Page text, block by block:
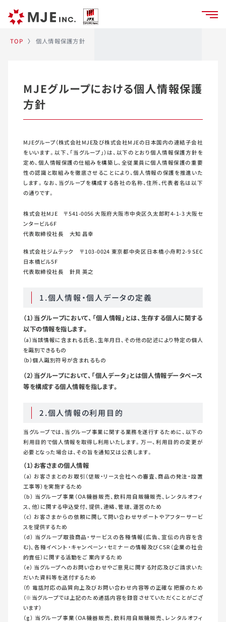
TOP 〉 個人情報保護方針
MJEグループにおける個人情報保護
方針
MJEグループ（株式会社MJE及び株式会社MJEの日本国内の連結子会社
をいいます。以下、「当グループ」）は、以下のとおり個人情報保護方針を
定め、個人情報保護の仕組みを構築し、全従業員に個人情報保護の重要
性の認識と取組みを徹底させることにより、個人情報の保護を推進いた
します。なお、当グループを構成する各社の名称、住所、代表者名は以下
の通りです。
株式会社MJE 〒541-0056 大阪府大阪市中央区久太郎町4-1-3 大阪セ
ンタービル6F
代表取締役社長 大知 昌幸
株式会社ジムテック 〒103-0024 東京都中央区日本橋小舟町2-9 SEC
日本橋ビル5F
代表取締役社長 針貝 英之
1.個人情報・個人データの定義
（1）当グループにおいて、「個人情報」とは、生存する個人に関する
以下の情報を指します。
（a）当該情報に含まれる氏名、生年月日、その他の記述により特定の個人
を識別できるもの
（b）個人識別符号が含まれるもの
（2）当グループにおいて、「個人データ」とは個人情報データベース
等を構成する個人情報を指します。
2.個人情報の利用目的
当グループでは、当グループ事業に関する業務を遂行するために、以下の
利用目的で個人情報を取得し利用いたします。万一、利用目的の変更が
必要となった場合は、その旨を通知又は公表します。
（1）お客さまの個人情報
（a） お客さまとのお取引（信販・リース会社への審査、商品の発注・設置
工事等）を実施するため
（b） 当グループ事業（OA機器販売、飲料用自販機販売、レンタルオフィ
ス、他）に関する申込受付、提供、連絡、管理、運営のため
（c） お客さまからの依頼に関して問い合わせサポートやアフターサービ
スを提供するため
（d） 当グループ取扱商品・サービスの各種情報(広告、宣伝の内容を含
む)、各種イベント・キャンペーン・セミナーの情報及びCSR（企業の社会
的責任）に関する活動をご 案内するため
（e） 当グループへのお問い合わせやご意見に関する対応及びご請求いた
だいた資料等を送付するため
（f） 電話対応の品質向上及びお問い合わせ内容等の正確な把握のため
（※当グループでは上記のため通話内容を録音させていただくことがござ
います）
（g） 当グループ事業（OA機器販売、飲料用自販機販売、レンタルオフィ